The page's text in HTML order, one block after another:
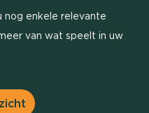
nog enkele relevante
van wat speelt in uw